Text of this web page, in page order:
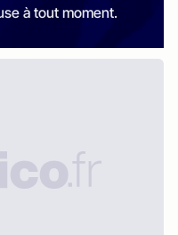
à tout moment.